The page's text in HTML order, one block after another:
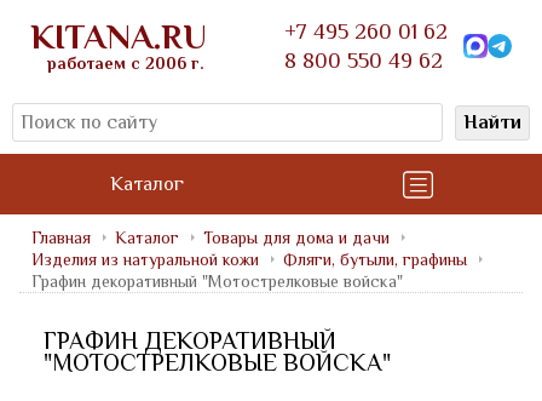
KITANA.RU
работаем с 2006 г.
+7 495 260 01 62
8 800 550 49 62
Найти
Каталог
Главная Каталог
Товары для дома и дачи
Изделия из натуральной кожи
Фляги, бутыли, графины
Графин декоративный "Мотострелковые войска"
ГРАФИН ДЕКОРАТИВНЫЙ
"МОТОСТРЕЛКОВЫЕ ВОЙСКА"